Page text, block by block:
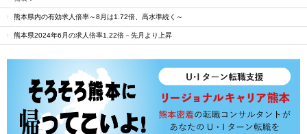
熊本県内の有効求人倍率～8月は1.72倍、高水準続く～
熊本県2024年6月の求人倍率1.22倍－先月より上昇